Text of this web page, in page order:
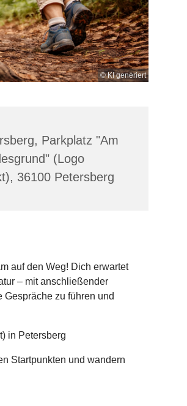
© KI generiert
Parkplatz "Am
(Logo
36100 Petersberg
auf den Weg! Dich erwartet
– mit anschließender
Gespräche zu führen und
in Petersberg
Startpunkten und wandern